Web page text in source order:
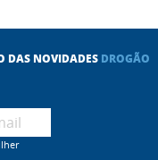
DAS NOVIDADES DROGÃO